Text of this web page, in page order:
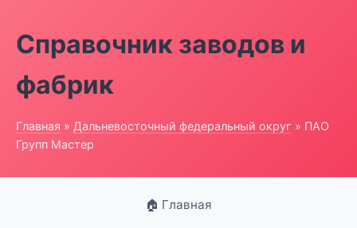
Справочник заводов и
фабрик
Главная » Дальневосточный федеральный округ » ПАО
Групп Мастер
🏠 Главная